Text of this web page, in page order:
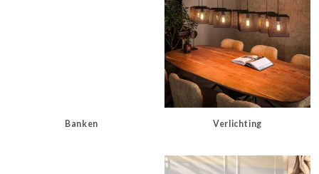
Banken Verlichting